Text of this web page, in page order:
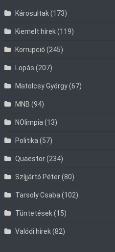
Károsultak(173)
Kiemelt hírek(119)
Korrupció (245)
Lopás (207)
Matolcsy György(67)
MNB (94)
NOlimpia(13)
Politika(57)
Quaestor(234)
Szíjjártó Péter(80)
Tarsoly Csaba(102)
Tüntetések(15)
Valódi hírek(82)